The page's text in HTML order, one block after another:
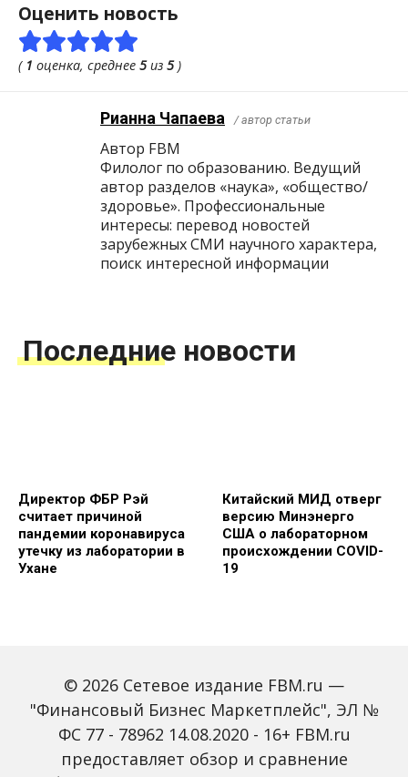
Оценить новость
( 1 оценка, среднее 5из 5)
Рианна Чапаева / автор статьи
Автор FBM
Филолог по образованию. Ведущий
автор разделов «наука», «общество/
здоровье». Профессиональные
интересы: перевод новостей
зарубежных СМИ научного характера,
поиск интересной информации
Последние новости
Директор ФБР Рэй
считает причиной
пандемии коронавируса
утечку из лаборатории в
Ухане
Китайский МИД отверг
версию Минэнерго
США о лабораторном
происхождении COVID-
19
Олени могут быть
резервуарами старых
Совет ЕС
порекомендовал
© 2026 Сетевое издание FBM.ru —
"Финансовый Бизнес Маркетплейс", ЭЛ №
ФС 77 - 78962 14.08.2020 - 16+ FBM.ru
предоставляет обзор и сравнение